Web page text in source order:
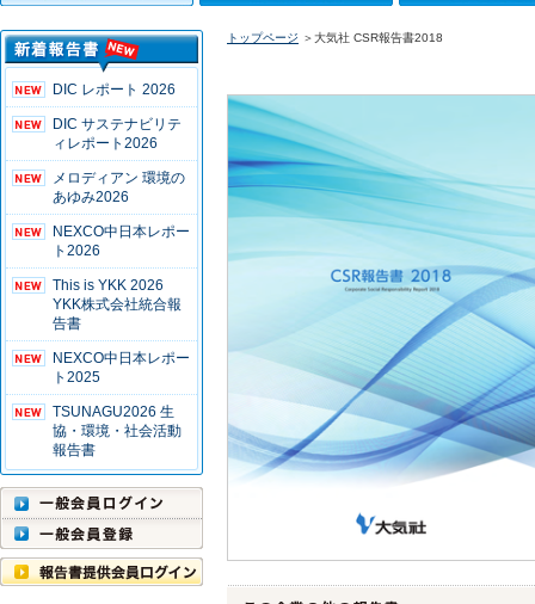
DIC レポート 2026
DIC サステナビリテ
ィレポート2026
メロディアン 環境の
あゆみ2026
NEXCO中日本レポー
ト2026
This is YKK 2026
YKK株式会社統合報
告書
NEXCO中日本レポー
ト2025
TSUNAGU2026 生
協・環境・社会活動
報告書
トップページ ＞大気社 CSR報告書2018